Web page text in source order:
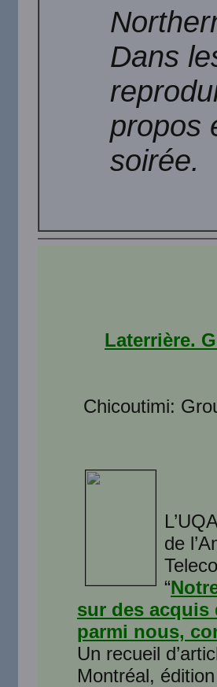
Dans
propos
soirée.
Laterrière.
Chicoutimi:
de
“
sur des acquis
parmi nous,
Un recueil
Montréal,